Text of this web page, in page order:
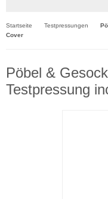
Startseite Testpressungen
Cover
Pöbel &
Testpressung